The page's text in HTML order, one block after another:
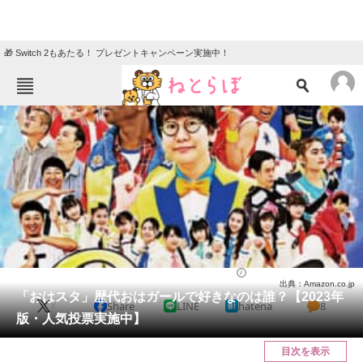
🎁 Switch 2もあたる！ プレゼントキャンペーン実施中！
ねとらぼメニュー
TOP ニュース
エンタメ クイズ
グルメ 地域
住まい 教育・育児
動物 リサーチ
会員記事
メディア
「おはスタ」歴代おはガールで好きなのは誰？【2023年
版・人気投票実施中】
出典：Amazon.co.jp
X Share LINE hatena 8
目次を表示